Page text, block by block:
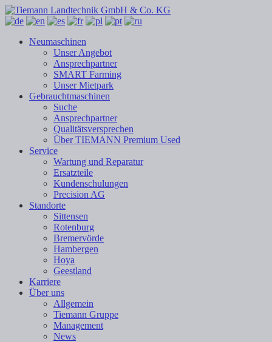
Neumaschinen
Unser Angebot
Ansprechpartner
SMART Farming
Unser Mietpark
Gebrauchtmaschinen
Suche
Ansprechpartner
Qualitätsversprechen
Über TIEMANN Premium Used
Service
Wartung und Reparatur
Ersatzteile
Kundenschulungen
Precision AG
Standorte
Sittensen
Rotenburg
Bremervörde
Hambergen
Hoya
Geestland
Karriere
Über uns
Allgemein
Tiemann Gruppe
Management
News